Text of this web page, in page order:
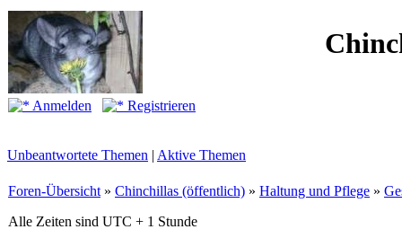
Anmelden
Registrieren
Unbeantwortete Themen | Aktive Themen
Foren-Übersicht » Chinchillas (öffentlich) » Haltung und Pflege »
Alle Zeiten sind UTC + 1 Stunde